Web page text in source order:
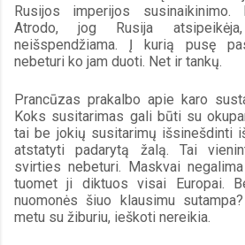
Rusijos imperijos susinaikinimo.
Atrodo, jog Rusija
neišspendžiama. Į kurią pusę
nebeturi ko jam duoti. Net ir tankų.
Prancūzas prakalbo apie karo
Koks susitarimas gali būti su
tai be jokių susitarimų išsinešdinti
atstatyti padarytą žalą. Tai
svirties nebeturi. Maskvai
tuomet ji diktuos visai Europai.
nuomonės šiuo klausimu
metu su žiburiu, ieškoti nereikia.